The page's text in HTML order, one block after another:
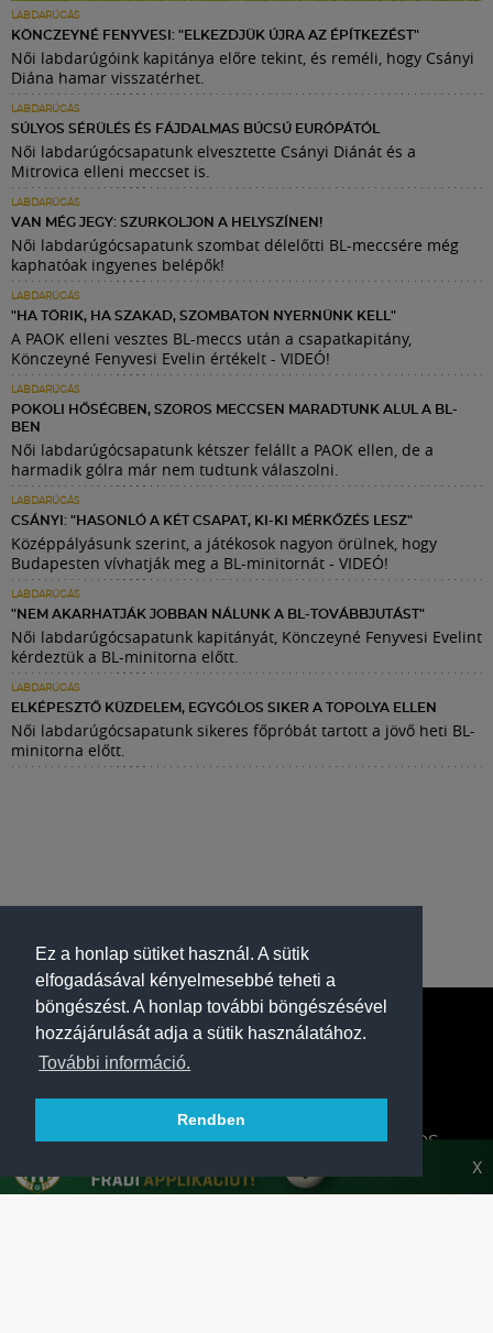
Ez a honlap sütiket használ. A sütik
elfogadásával kényelmesebbé teheti a
böngészést. A honlap további böngészésével
hozzájárulását adja a sütik használatához.
További információ.
Rendben
LABDARÚGÁS
KÖNCZEYNÉ FENYVESI: "ELKEZDJÜK ÚJRA AZ ÉPÍTKEZÉST"
Női labdarúgóink kapitánya előre tekint, és reméli, hogy Csányi
Diána hamar visszatérhet.
LABDARÚGÁS
SÚLYOS SÉRÜLÉS ÉS FÁJDALMAS BÚCSÚ EURÓPÁTÓL
Női labdarúgócsapatunk elvesztette Csányi Diánát és a
Mitrovica elleni meccset is.
LABDARÚGÁS
VAN MÉG JEGY: SZURKOLJON A HELYSZÍNEN!
Női labdarúgócsapatunk szombat délelőtti BL-meccsére még
kaphatóak ingyenes belépők!
LABDARÚGÁS
"HA TÖRIK, HA SZAKAD, SZOMBATON NYERNÜNK KELL"
A PAOK elleni vesztes BL-meccs után a csapatkapitány,
Könczeyné Fenyvesi Evelin értékelt - VIDEÓ!
LABDARÚGÁS
POKOLI HŐSÉGBEN, SZOROS MECCSEN MARADTUNK ALUL A BL-
BEN
Női labdarúgócsapatunk kétszer felállt a PAOK ellen, de a
harmadik gólra már nem tudtunk válaszolni.
LABDARÚGÁS
CSÁNYI: "HASONLÓ A KÉT CSAPAT, KI-KI MÉRKŐZÉS LESZ"
Középpályásunk szerint, a játékosok nagyon örülnek, hogy
Budapesten vívhatják meg a BL-minitornát - VIDEÓ!
LABDARÚGÁS
"NEM AKARHATJÁK JOBBAN NÁLUNK A BL-TOVÁBBJUTÁST"
Női labdarúgócsapatunk kapitányát, Könczeyné Fenyvesi Evelint
kérdeztük a BL-minitorna előtt.
LABDARÚGÁS
ELKÉPESZTŐ KÜZDELEM, EGYGÓLOS SIKER A TOPOLYA ELLEN
Női labdarúgócsapatunk sikeres főpróbát tartott a jövő heti BL-
minitorna előtt.
A FERENCVÁROSI TORNA CLUB HIVATALOS
X